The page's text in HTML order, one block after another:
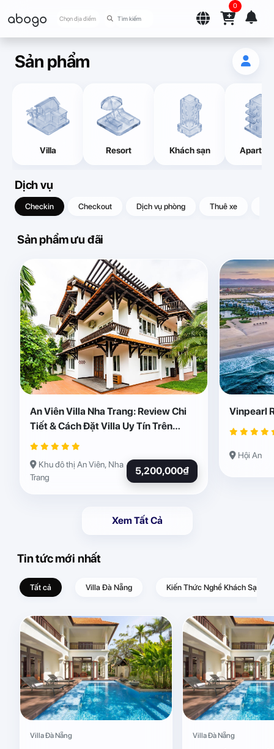
abogo Chọn địa điểm
0
Sản phẩm
Villa Resort Khách sạn
Dịch vụ
Checkin Checkout Dịch vụ phòng Thuê xe
Sản phẩm ưu đãi
An Viên Villa Nha Trang: Review Chi
Tiết & Cách Đặt Villa Uy Tín Trên
Abogo
Khu đô thị An Viên, Nha
Trang
5,200,000₫
Vinpearl
Hội An
Xem Tất Cả
Tin tức mới nhất
Tất cả Villa Đà Nẵng Kiến Thức Nghề Khách Sạn –
Villa Đà Nẵng Villa Đà Nẵng